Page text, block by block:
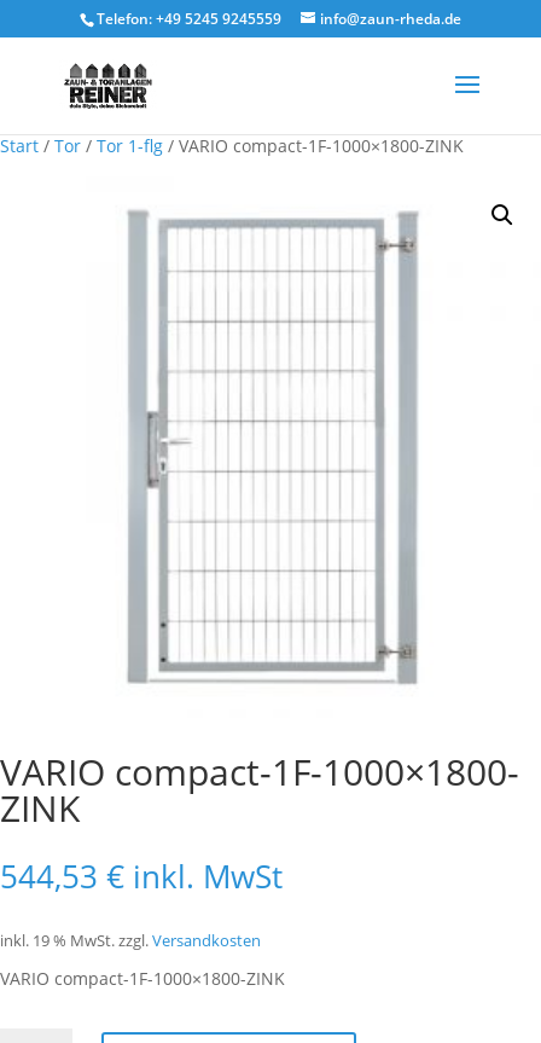
Telefon: +49 5245 9245559 info@zaun-rheda.de
Start / Tor / Tor 1-flg / VARIO compact-1F-1000×1800-ZINK
VARIO compact-1F-1000×1800-
ZINK
544,53 € inkl. MwSt
inkl. 19 % MwSt.zzgl.Versandkosten
VARIO compact-1F-1000×1800-ZINK